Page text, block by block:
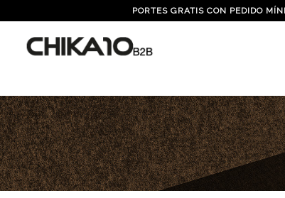
PORTES GRATIS CON PEDIDO